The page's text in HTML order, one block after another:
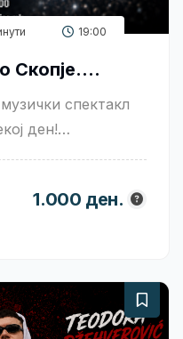
19:00
Скопје....
спектакл
ден!
1.000 ден.